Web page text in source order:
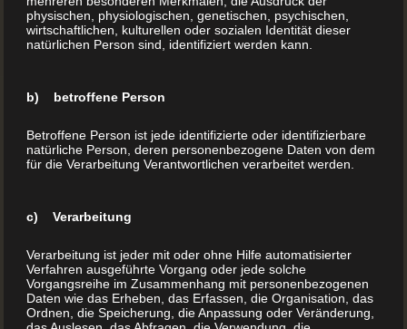
unserer Zeitrechnung verbreitete Vorläufer der späteren
Buchform, die Papyrusrolle, wurde von Hand vervielfältigt.
privilegierten Menschen vorbehalten, die entsprechend
Arbeiten Ciceros (3.1.106 v. Chr. bis 7.12.43 vor Christus),
Mitbegründer der klassischen Rhetorik und der wohl
wurden bereits in größeren Auflagen verlegt.
Bücher gab es nur für die Elite
Doch auch, wenn die Buchkunst im Laufe der Zeit immer
physischen, physiologischen, genetischen, psychischen,
wirtschaftlichen, kulturellen oder sozialen Identität dieser
natürlichen Person sind, identifiziert werden kann.
b) betroffene Person
Betroffene Person ist jede identifizierte oder identifizierbare
natürliche Person, deren personenbezogene Daten von dem
für die Verarbeitung Verantwortlichen verarbeitet werden.
c) Verarbeitung
Verarbeitung ist jeder mit oder ohne Hilfe automatisierter
Verfahren ausgeführte Vorgang oder jede solche
Vorgangsreihe im Zusammenhang mit personenbezogenen
Daten wie das Erheben, das Erfassen, die Organisation, das
Ordnen, die Speicherung, die Anpassung oder Veränderung,